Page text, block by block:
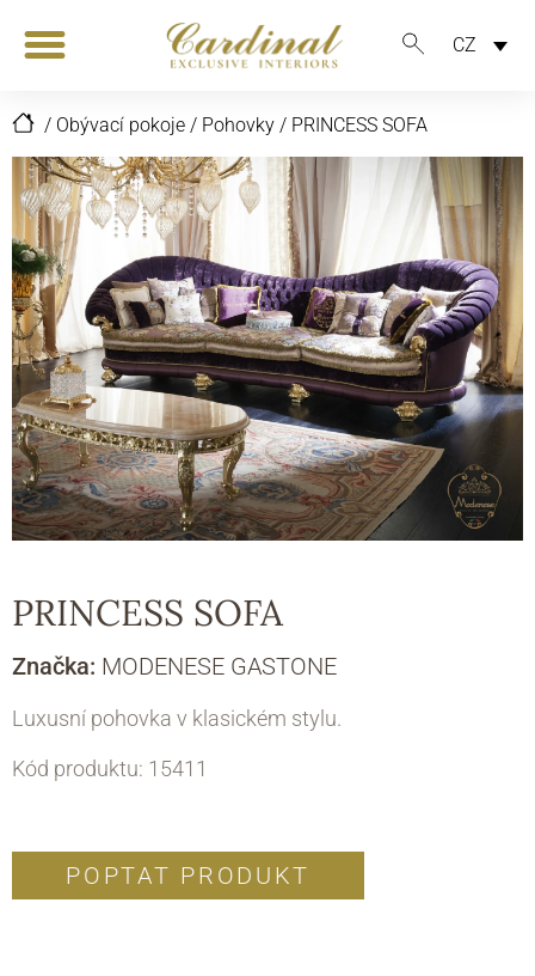
CZ
/ Obývací pokoje / Pohovky / PRINCESS SOFA
PRINCESS SOFA
Značka: MODENESE GASTONE
Luxusní pohovka v klasickém stylu.
Kód produktu: 15411
POPTAT PRODUKT